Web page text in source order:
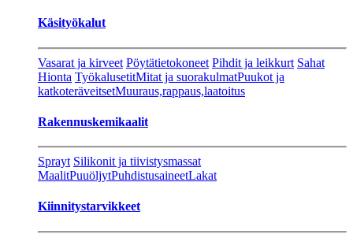
Käsityökalut
Vasarat ja kirveet Pöytätietokoneet Pihdit ja leikkurt Sahat
Hionta TyökalusetitMitat ja suorakulmatPuukot ja
katkoteräveitsetMuuraus,rappaus,laatoitus
Rakennuskemikaalit
Sprayt Silikonit ja tiivistysmassat
MaalitPuuöljytPuhdistusaineetLakat
Kiinnitystarvikkeet